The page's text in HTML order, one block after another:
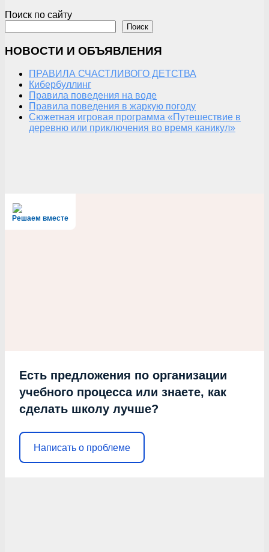
Поиск по сайту
Поиск
НОВОСТИ И ОБЪЯВЛЕНИЯ
ПРАВИЛА СЧАСТЛИВОГО ДЕТСТВА
Кибербуллинг
Правила поведения на воде
Правила поведения в жаркую погоду
Сюжетная игровая программа «Путешествие в
деревню или приключения во время каникул»
Решаем вместе
Есть предложения по организации
учебного процесса или знаете, как
сделать школу лучше?
Написать о проблеме